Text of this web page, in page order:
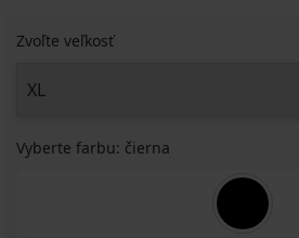
Zvoľte veľkosť
Vyberte farbu: čierna